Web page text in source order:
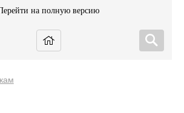
на полную версию